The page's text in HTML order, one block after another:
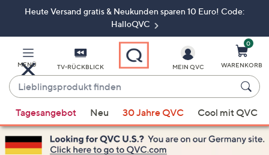
ZumHeute Versand gratis & Neukunden sparen 10 Euro! Code:
HalloQVC
MENÜ TV-RÜCKBLICK
Lieblingsprodukt
finden
Vorschläge
verfügbar
sind,
MEIN QVC
0
WARENKORB
Tagesangebot Neu 30 Jahre QVC Cool mit QVC